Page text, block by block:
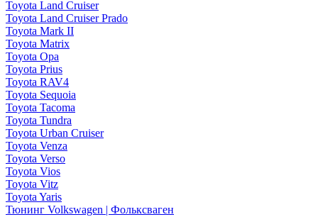
Toyota Land Cruiser
Toyota Land Cruiser Prado
Toyota Mark II
Toyota Matrix
Toyota Opa
Toyota Prius
Toyota RAV4
Toyota Sequoia
Toyota Tacoma
Toyota Tundra
Toyota Urban Cruiser
Toyota Venza
Toyota Verso
Toyota Vios
Toyota Vitz
Toyota Yaris
Тюнинг Volkswagen | Фольксваген